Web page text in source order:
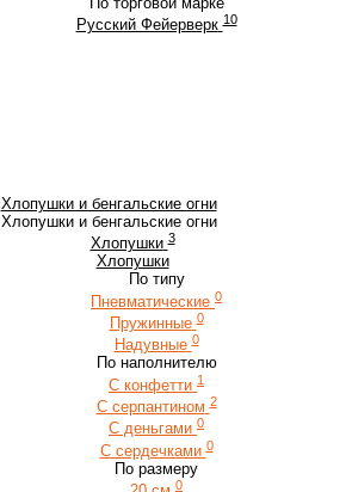
Русский Фейерверк 10
Хлопушки и бенгальские огни
Хлопушки и бенгальские огни
Хлопушки 3
Хлопушки
По типу
Пневматические 0
Пружинные 0
Надувные 0
По наполнителю
С конфетти 1
С серпантином 2
С деньгами 0
С сердечками 0
По размеру
0